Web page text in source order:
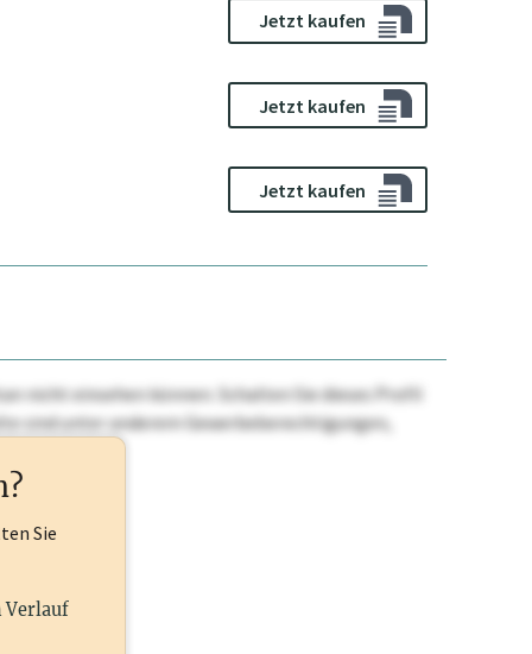
Jetzt kaufen
Jetzt kaufen
Jetzt kaufen
nicht einsehen können. Schalten Sie dieses Profil
sind unter anderem Gewerbeberechtigungen,
Sie
Verlauf